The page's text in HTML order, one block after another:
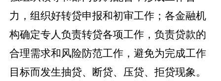
力，组织好转贷申报和初审工作 ；各金融机
构确定专人负责转贷各项工作，负责贷款的
合理需求和风险防范工作，避免为完成工作
目标而发生抽贷、断贷、压贷、拒贷现象。